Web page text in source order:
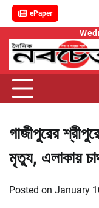
ePaper
content
গাজীপুরের
মৃত্যু, এলাকায়
Posted on January